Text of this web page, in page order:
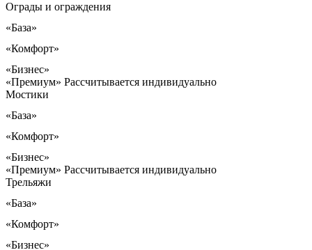
Ограды и ограждения
«База»
«Комфорт»
«Бизнес»
«Премиум» Рассчитывается индивидуально
Мостики
«База»
«Комфорт»
«Бизнес»
«Премиум» Рассчитывается индивидуально
Трельяжи
«База»
«Комфорт»
«Бизнес»